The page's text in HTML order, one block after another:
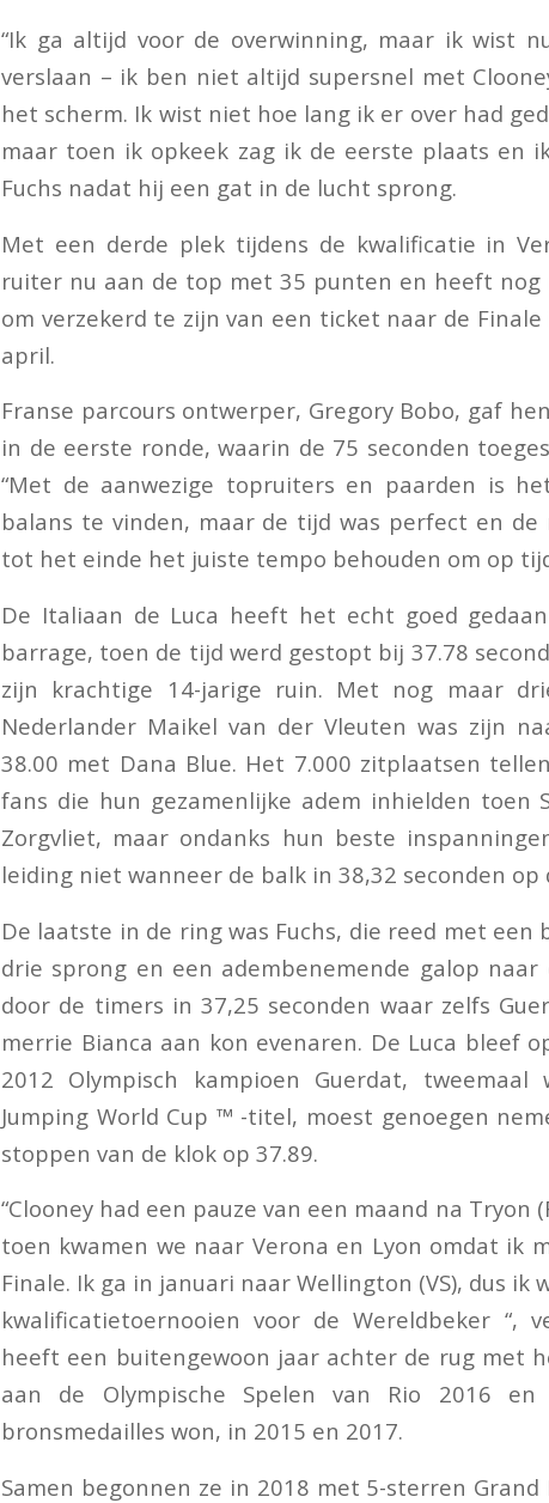
“Ik ga altijd voor de overwinning, maar ik wist
verslaan – ik ben niet altijd supersnel met
het scherm. Ik wist niet hoe lang ik er over had
maar toen ik opkeek zag ik de eerste plaats en
Fuchs nadat hij een gat in de lucht sprong.
Met een derde plek tijdens de kwalificatie in
ruiter nu aan de top met 35 punten en heeft
om verzekerd te zijn van een ticket naar de Finale
april.
Franse parcours ontwerper, Gregory Bobo, gaf
in de eerste ronde, waarin de 75 seconden
“Met de aanwezige topruiters en paarden is
balans te vinden, maar de tijd was perfect en
tot het einde het juiste tempo behouden om op
De Italiaan de Luca heeft het echt goed
barrage, toen de tijd werd gestopt bij 37.78
zijn krachtige 14-jarige ruin. Met nog maar
Nederlander Maikel van der Vleuten was zijn
38.00 met Dana Blue. Het 7.000 zitplaatsen
fans die hun gezamenlijke adem inhielden toen
Zorgvliet, maar ondanks hun beste
leiding niet wanneer de balk in 38,32 seconden op
De laatste in de ring was Fuchs, die reed met
drie sprong en een adembenemende galop
door de timers in 37,25 seconden waar zelfs
merrie Bianca aan kon evenaren. De Luca bleef op
2012 Olympisch kampioen Guerdat,
Jumping World Cup ™ -titel, moest genoegen
stoppen van de klok op 37.89.
“Clooney had een pauze van een maand na Tryon
toen kwamen we naar Verona en Lyon omdat ik
Finale. Ik ga in januari naar Wellington (VS), dus
kwalificatietoernooien voor de Wereldbeker “,
heeft een buitengewoon jaar achter de rug met
aan de Olympische Spelen van Rio 2016 en
bronsmedailles won, in 2015 en 2017.
Samen begonnen ze in 2018 met 5-sterren